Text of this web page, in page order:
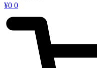
¥0 0